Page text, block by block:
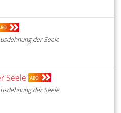
der Seele
Seele ABO
der Seele